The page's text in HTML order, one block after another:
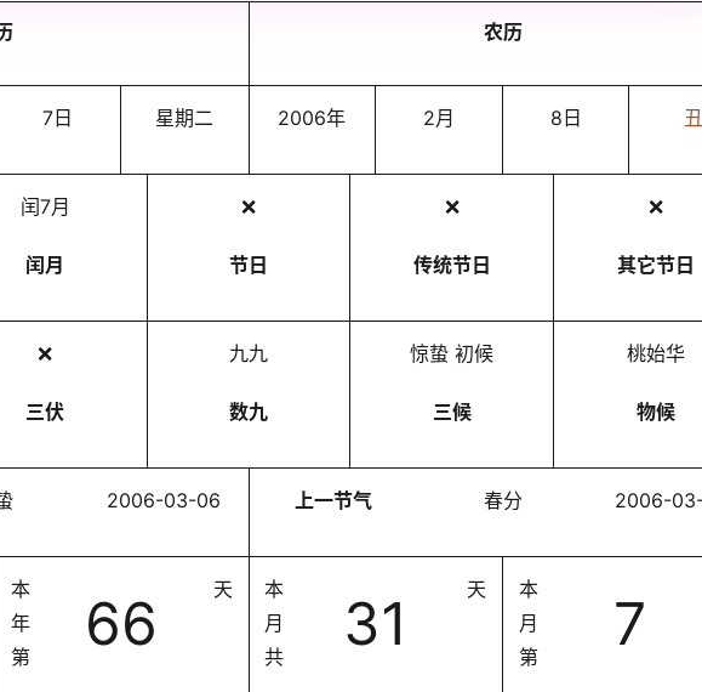
7日 星期二
农历
2006年 2月 8日 丑
闰7月
闰月
❌
节日
❌
传统节日
❌
其它节日
❌
三伏
九九
数九
惊蛰 初候
三候
桃始华
物候
2006-03-06 上一节气 春分 2006-
本
年
第
66 天
本
月
共
31 天
本
月
第
7